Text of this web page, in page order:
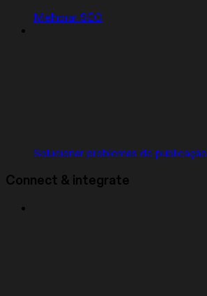
Melhorar SEO
Solucionar problemas de publicação
Connect & integrate